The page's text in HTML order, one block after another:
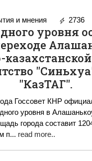
и мнения 2736
уровня
"КазТАГ".
уровня в
города составит
п... read more..